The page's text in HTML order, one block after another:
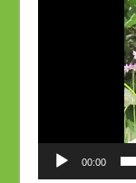
00:00